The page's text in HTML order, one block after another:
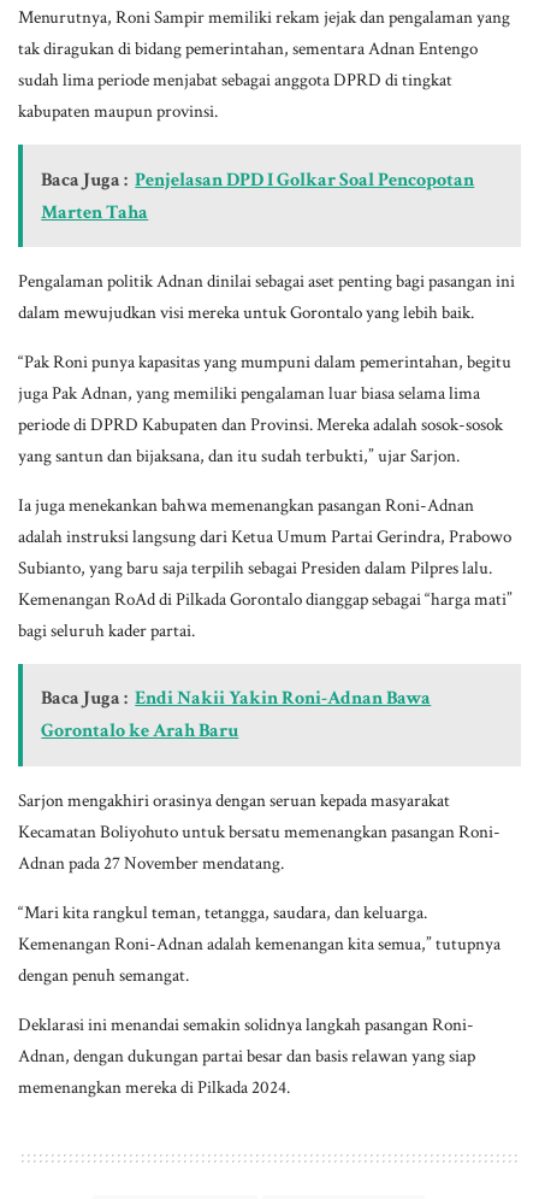
Menurutnya, Roni Sampir memiliki rekam jejak dan pengalaman yang
tak diragukan di bidang pemerintahan, sementara Adnan Entengo
sudah lima periode menjabat sebagai anggota DPRD di tingkat
kabupaten maupun provinsi.
Baca Juga : Penjelasan DPD I Golkar Soal Pencopotan
Marten Taha
Pengalaman politik Adnan dinilai sebagai aset penting bagi pasangan ini
dalam mewujudkan visi mereka untuk Gorontalo yang lebih baik.
“Pak Roni punya kapasitas yang mumpuni dalam pemerintahan, begitu
juga Pak Adnan, yang memiliki pengalaman luar biasa selama lima
periode di DPRD Kabupaten dan Provinsi. Mereka adalah sosok-sosok
yang santun dan bijaksana, dan itu sudah terbukti,” ujar Sarjon.
Ia juga menekankan bahwa memenangkan pasangan Roni-Adnan
adalah instruksi langsung dari Ketua Umum Partai Gerindra, Prabowo
Subianto, yang baru saja terpilih sebagai Presiden dalam Pilpres lalu.
Kemenangan RoAd di Pilkada Gorontalo dianggap sebagai “harga mati”
bagi seluruh kader partai.
Baca Juga : Endi Nakii Yakin Roni-Adnan Bawa
Gorontalo ke Arah Baru
Sarjon mengakhiri orasinya dengan seruan kepada masyarakat
Kecamatan Boliyohuto untuk bersatu memenangkan pasangan Roni-
Adnan pada 27 November mendatang.
“Mari kita rangkul teman, tetangga, saudara, dan keluarga.
Kemenangan Roni-Adnan adalah kemenangan kita semua,” tutupnya
dengan penuh semangat.
Deklarasi ini menandai semakin solidnya langkah pasangan Roni-
Adnan, dengan dukungan partai besar dan basis relawan yang siap
memenangkan mereka di Pilkada 2024.